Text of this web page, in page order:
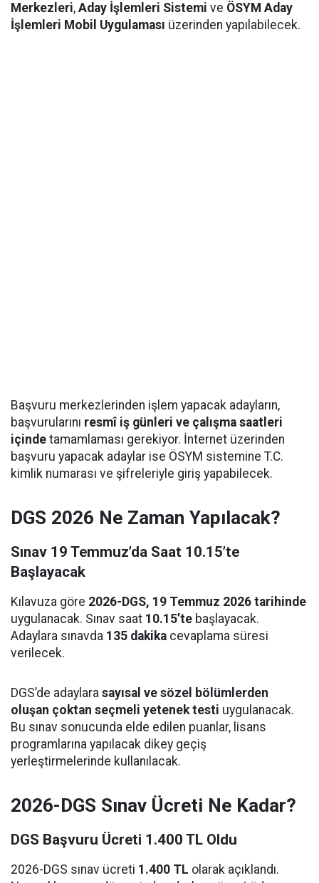
Merkezleri, Aday İşlemleri Sistemi ve ÖSYM Aday
İşlemleri Mobil Uygulaması üzerinden yapılabilecek.
Başvuru merkezlerinden işlem yapacak adayların,
başvurularını resmî iş günleri ve çalışma saatleri
içinde tamamlaması gerekiyor. İnternet üzerinden
başvuru yapacak adaylar ise ÖSYM sistemine T.C.
kimlik numarası ve şifreleriyle giriş yapabilecek.
DGS 2026 Ne Zaman Yapılacak?
Sınav 19 Temmuz’da Saat 10.15’te
Başlayacak
Kılavuza göre 2026-DGS, 19 Temmuz 2026 tarihinde
uygulanacak. Sınav saat 10.15’te başlayacak.
Adaylara sınavda 135 dakika cevaplama süresi
verilecek.
DGS’de adaylara sayısal ve sözel bölümlerden
oluşan çoktan seçmeli yetenek testi uygulanacak.
Bu sınav sonucunda elde edilen puanlar, lisans
programlarına yapılacak dikey geçiş
yerleştirmelerinde kullanılacak.
2026-DGS Sınav Ücreti Ne Kadar?
DGS Başvuru Ücreti 1.400 TL Oldu
2026-DGS sınav ücreti 1.400 TL olarak açıklandı.